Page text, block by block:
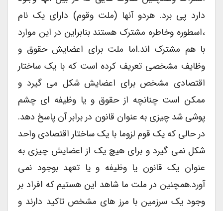
دارد پی برد. هردو آنها (ملت وقوم) دارای یک نام
،اسطوره وخاطره مشترک هستند بنابراین در این موارد
با هم مشترک اند.اما ملت برای اعضایش حقوق و
وظایف مشخصی تعریف کرده است که با یک ساختار
اقتصادی مشخص برای اعضایش شکل می گیرد و
ممکن است چنانچه از حقوق و یا وظیفه ای چشم
پوشی شد چیزی به عنوان قانون در برابر آن پاسخ دهد.
در حالی که یک قوم لزوما با یک ساختار اقتصادی واحد
شکل نمی گیرد و برای هیچ یک از اعضایش چیزی به
عنوان یک قانون یا وظیفه و یا تعهد بوجود نمی
آورد.همچنین در ملت ما شاهد این هستیم که افراد بر
وجود یک سرزمین با مرز های مشخص تاکید دارند و